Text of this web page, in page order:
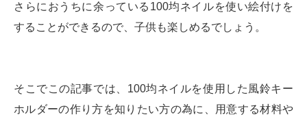
さらにおうちに余っている100均ネイルを使い絵付けを
することができるので、子供も楽しめるでしょう。
そこでこの記事では、100均ネイルを使用した風鈴キー
ホルダーの作り方を知りたい方の為に、用意する材料や